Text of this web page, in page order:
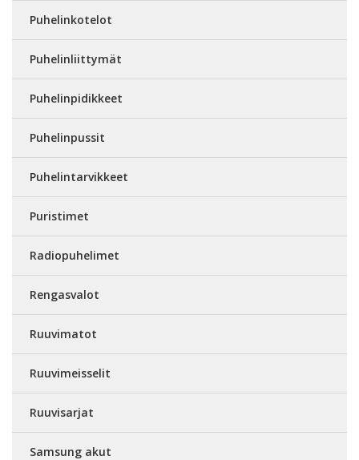
Puhelinkotelot
Puhelinliittymät
Puhelinpidikkeet
Puhelinpussit
Puhelintarvikkeet
Puristimet
Radiopuhelimet
Rengasvalot
Ruuvimatot
Ruuvimeisselit
Ruuvisarjat
Samsung akut